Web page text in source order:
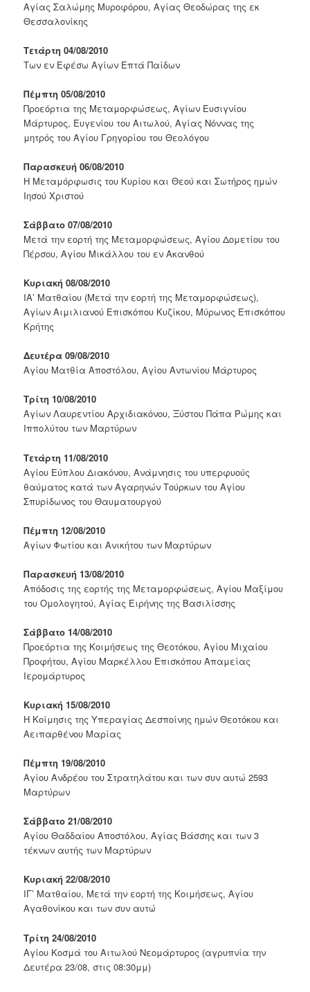
Αγίας Σαλώμης Μυροφόρου, Αγίας Θεοδώρας της εκ
Θεσσαλονίκης
Τετάρτη 04/08/2010
Των εν Εφέσω Αγίων Επτά Παίδων
Πέμπτη 05/08/2010
Προεόρτια της Μεταμορφώσεως, Αγίων Ευσιγνίου
Μάρτυρος, Ευγενίου του Αιτωλού, Αγίας Νόννας της
μητρός του Αγίου Γρηγορίου του Θεολόγου
Παρασκευή 06/08/2010
Η Μεταμόρφωσις του Κυρίου και Θεού και Σωτήρος ημών
Ιησού Χριστού
Σάββατο 07/08/2010
Μετά την εορτή της Μεταμορφώσεως, Αγίου Δομετίου του
Πέρσου, Αγίου Μικάλλου του εν Ακανθού
Κυριακή 08/08/2010
ΙΑ’ Ματθαίου (Μετά την εορτή της Μεταμορφώσεως),
Αγίων Αιμιλιανού Επισκόπου Κυζίκου, Μύρωνος Επισκόπου
Κρήτης
Δευτέρα 09/08/2010
Αγίου Ματθία Αποστόλου, Αγίου Αντωνίου Μάρτυρος
Τρίτη 10/08/2010
Αγίων Λαυρεντίου Αρχιδιακόνου, Ξύστου Πάπα Ρώμης και
Ιππολύτου των Μαρτύρων
Τετάρτη 11/08/2010
Αγίου Εύπλου Διακόνου, Ανάμνησις του υπερφυούς
θαύματος κατά των Αγαρηνών Τούρκων του Αγίου
Σπυρίδωνος του Θαυματουργού
Πέμπτη 12/08/2010
Αγίων Φωτίου και Ανικήτου των Μαρτύρων
Παρασκευή 13/08/2010
Απόδοσις της εορτής της Μεταμορφώσεως, Αγίου Μαξίμου
του Ομολογητού, Αγίας Ειρήνης της Βασιλίσσης
Σάββατο 14/08/2010
Προεόρτια της Κοιμήσεως της Θεοτόκου, Αγίου Μιχαίου
Προφήτου, Αγίου Μαρκέλλου Επισκόπου Απαμείας
Ιερομάρτυρος
Κυριακή 15/08/2010
Η Κοίμησις της Υπεραγίας Δεσποίνης ημών Θεοτόκου και
Αειπαρθένου Μαρίας
Πέμπτη 19/08/2010
Αγίου Ανδρέου του Στρατηλάτου και των συν αυτώ 2593
Μαρτύρων
Σάββατο 21/08/2010
Αγίου Θαδδαίου Αποστόλου, Αγίας Βάσσης και των 3
τέκνων αυτής των Μαρτύρων
Κυριακή 22/08/2010
ΙΓ’ Ματθαίου, Μετά την εορτή της Κοιμήσεως, Αγίου
Αγαθονίκου και των συν αυτώ
Τρίτη 24/08/2010
Αγίου Κοσμά του Αιτωλού Νεομάρτυρος (αγρυπνία την
Δευτέρα 23/08, στις 08:30μμ)